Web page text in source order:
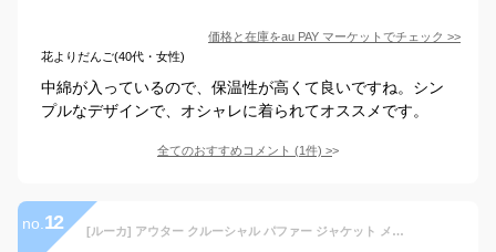
価格と在庫をau PAY マーケット でチェック >>
花よりだんご(40代・女性)
中綿が入っているので、保温性が高くて良いですね。シン
プルなデザインで、オシャレに着られてオススメです。
全てのおすすめコメント (1件) >
no. 12 [ルーカ] アウター クルーシャル パファー ジャケット メンズ CRUCIAL PUFFER JACKET BC042778 ダウン ダウンジャケット 中綿 フード ロゴ カジュアル 上着 M 01.ブラック